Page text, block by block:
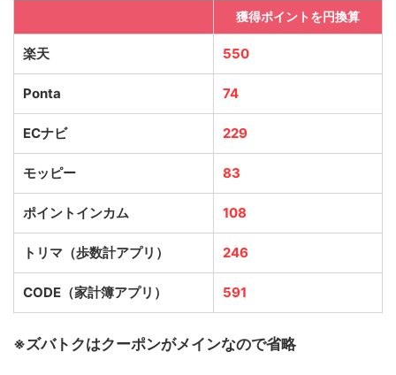
獲得ポイントを円換算
楽天 550
Ponta 74
ECナビ 229
モッピー 83
ポイントインカム 108
トリマ（歩数計アプリ） 246
CODE（家計簿アプリ） 591
※ズバトクはクーポンがメインなので省略